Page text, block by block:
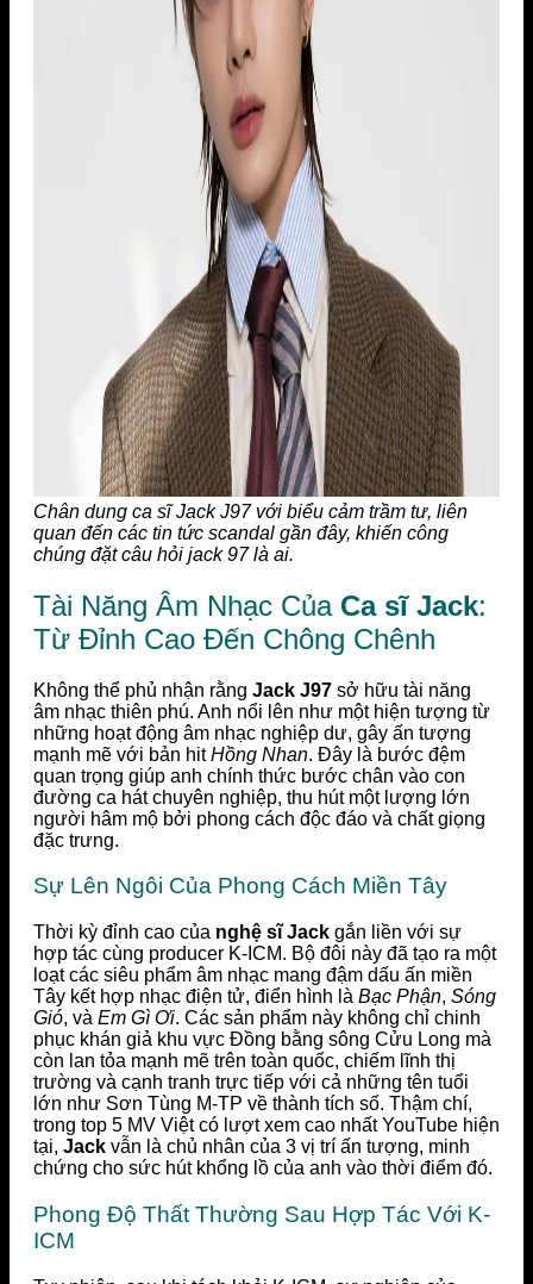
Chân dung ca sĩ Jack J97 với biểu cảm trầm tư, liên
quan đến các tin tức scandal gần đây, khiến công
chúng đặt câu hỏi jack 97 là ai.
Tài Năng Âm Nhạc Của Ca sĩ Jack:
Từ Đỉnh Cao Đến Chông Chênh
Không thể phủ nhận rằng Jack J97 sở hữu tài năng
âm nhạc thiên phú. Anh nổi lên như một hiện tượng từ
những hoạt động âm nhạc nghiệp dư, gây ấn tượng
mạnh mẽ với bản hitHồng Nhan. Đây là bước đệm
quan trọng giúp anh chính thức bước chân vào con
đường ca hát chuyên nghiệp, thu hút một lượng lớn
người hâm mộ bởi phong cách độc đáo và chất giọng
đặc trưng.
Sự Lên Ngôi Của Phong Cách Miền Tây
Thời kỳ đỉnh cao của nghệ sĩ Jack gắn liền với sự
hợp tác cùng producer K-ICM. Bộ đôi này đã tạo ra một
loạt các siêu phẩm âm nhạc mang đậm dấu ấn miền
Tây kết hợp nhạc điện tử, điển hình là Bạc Phận, Sóng
Gió, và Em Gì Ơi. Các sản phẩm này không chỉ chinh
phục khán giả khu vực Đồng bằng sông Cửu Long mà
còn lan tỏa mạnh mẽ trên toàn quốc, chiếm lĩnh thị
trường và cạnh tranh trực tiếp với cả những tên tuổi
lớn như Sơn Tùng M-TP về thành tích số. Thậm chí,
trong top 5 MV Việt có lượt xem cao nhất YouTube hiện
tại, Jack vẫn là chủ nhân của 3 vị trí ấn tượng, minh
chứng cho sức hút khổng lồ của anh vào thời điểm đó.
Phong Độ Thất Thường Sau Hợp Tác Với K-
ICM